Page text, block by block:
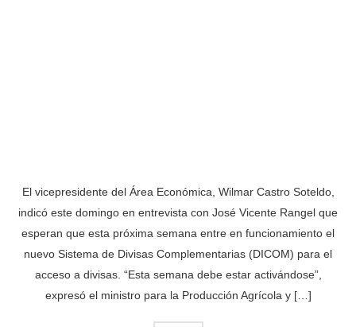
El vicepresidente del Área Económica, Wilmar Castro Soteldo,
indicó este domingo en entrevista con José Vicente Rangel que
esperan que esta próxima semana entre en funcionamiento el
nuevo Sistema de Divisas Complementarias (DICOM) para el
acceso a divisas. “Esta semana debe estar activándose”,
expresó el ministro para la Producción Agrícola y […]